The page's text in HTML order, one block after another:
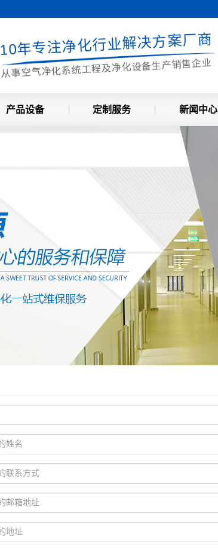
10年专注净化行业解决方案厂商
从事空气净化系统工程及净化设备生产销售企业
产品设备
中效过滤器
高效过滤器
定制服务 新闻中心
公司新闻
行业资讯
知识问答